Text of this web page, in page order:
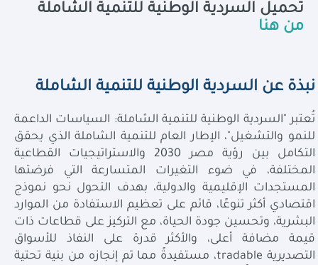
تحميل السردية الوطنية للتنمية الشاملة
من هنا
نبذة عن السردية الوطنية للتنمية الشاملة
تُعتبر "السردية الوطنية للتنمية الشاملة: السياسات الداعمة
للنمو والتشغيل"، الإطار العام للتنمية الشاملة الذي يحقق
التكامل بين رؤية مصر 2030 والاستراتيجيات القطاعية
المختلفة، في ضوء التغيرات المتسارعة التي فرضتها
المستجدات الإقليمية والدولية، بهدف التحول نحو نموذج
اقتصادي أكثر تنوعًا، قائم على تعظيم الاستفادة من الموارد
البشرية، وتحسين جودة الحياة، مع التركيز على قطاعات ذات
قيمة مضافة أعلى، والأكثر قدرة على النفاذ للأسواق
التصديرية tradable، مستفيدةً مما تم إنجازه من بنية تحتية